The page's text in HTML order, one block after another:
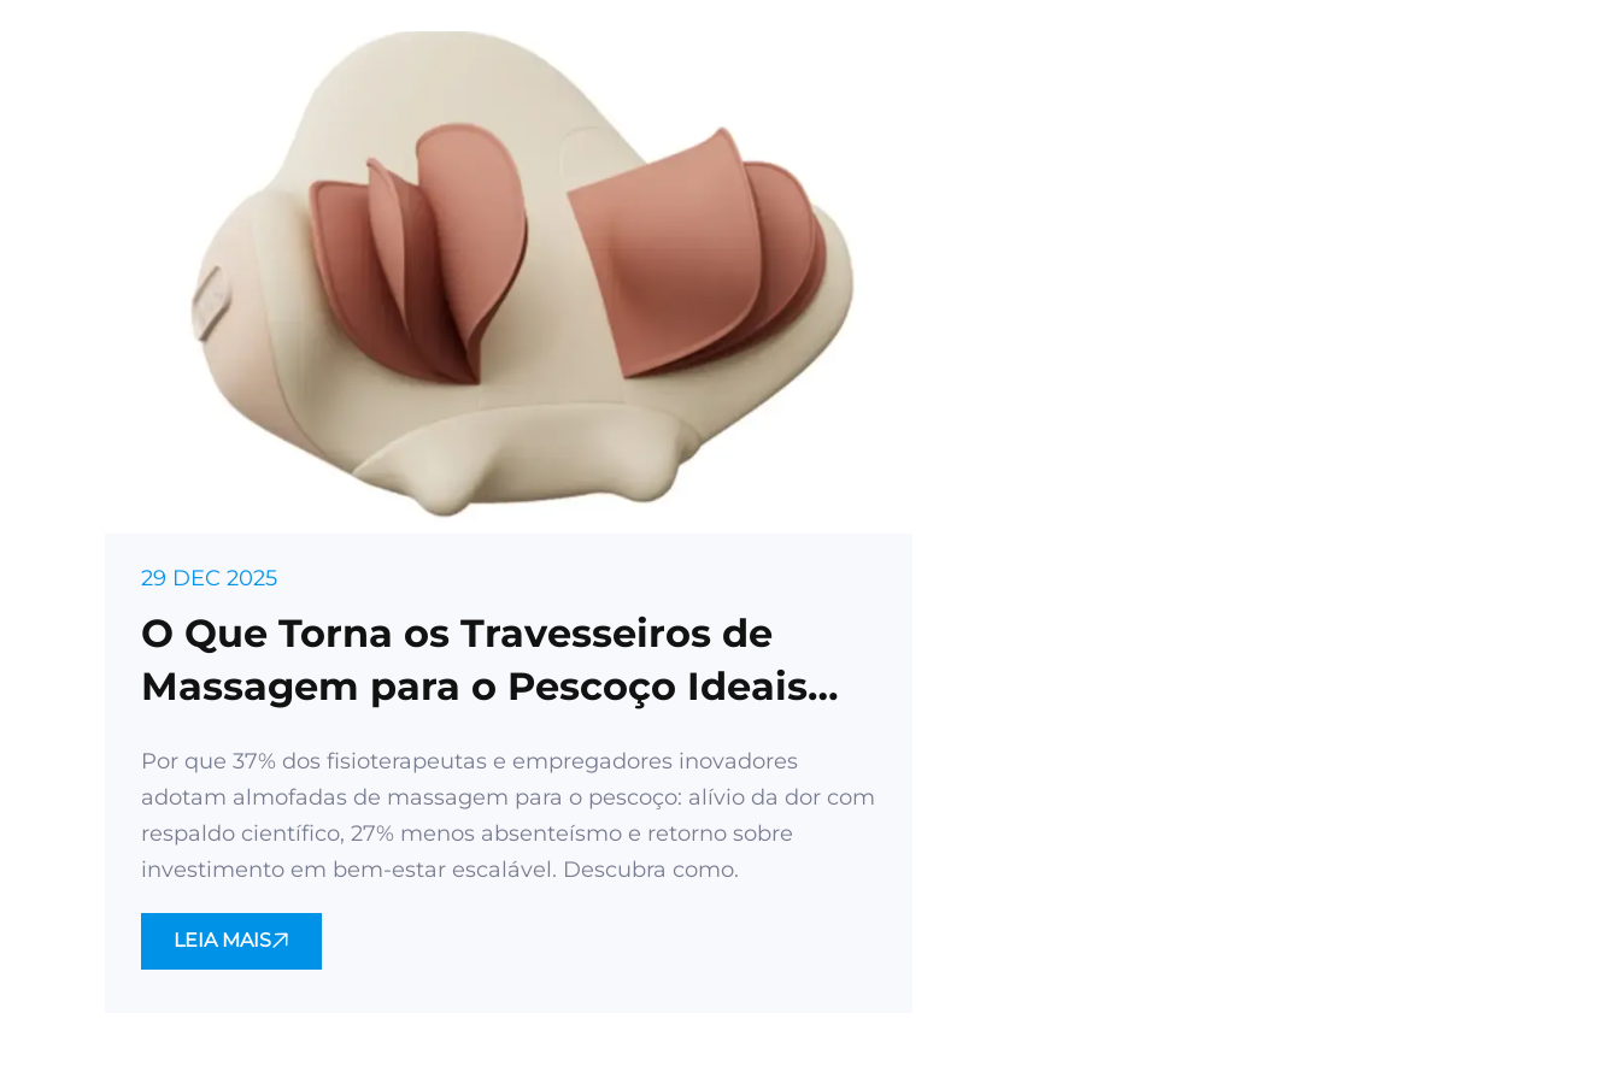
29 DEC 2025
O Que Torna os Travesseiros de
Massagem para o Pescoço Ideais
para Clientes B2B?
Por que 37% dos fisioterapeutas e empregadores inovadores
adotam almofadas de massagem para o pescoço: alívio da dor com
respaldo científico, 27% menos absenteísmo e retorno sobre
investimento em bem-estar escalável. Descubra como.
LEIA MAIS